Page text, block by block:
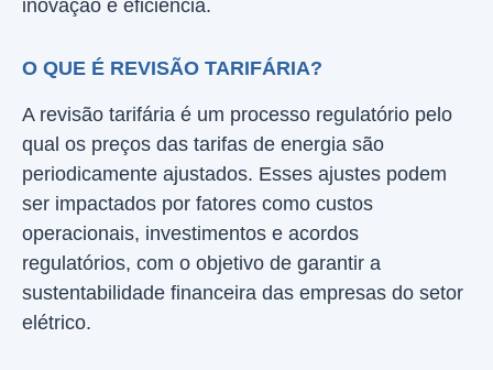
inovação e eficiência.
O QUE É REVISÃO TARIFÁRIA?
A revisão tarifária é um processo regulatório pelo
qual os preços das tarifas de energia são
periodicamente ajustados. Esses ajustes podem
ser impactados por fatores como custos
operacionais, investimentos e acordos
regulatórios, com o objetivo de garantir a
sustentabilidade financeira das empresas do setor
elétrico.